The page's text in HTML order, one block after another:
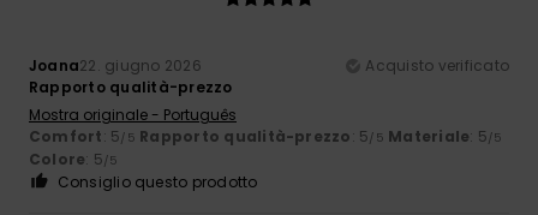
Joana22. giugno 2026
Acquisto verificato
Rapporto qualità-prezzo
Mostra originale - Português
Comfort: 5/5 Rapporto qualità-prezzo: 5/5 Materiale: 5/5
Colore: 5/5
Consiglio questo prodotto